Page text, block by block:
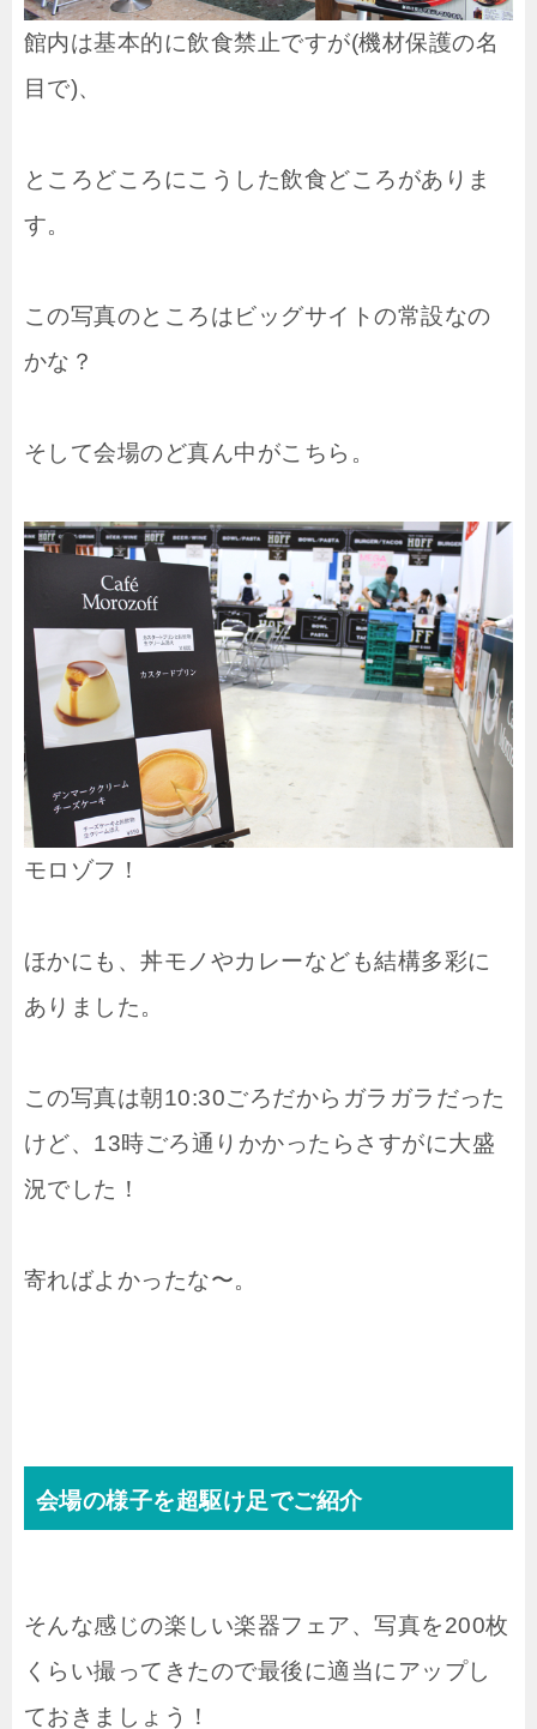
館内は基本的に飲食禁止ですが(機材保護の名
目で)、
ところどころにこうした飲食どころがありま
す。
この写真のところはビッグサイトの常設なの
かな？
そして会場のど真ん中がこちら。
モロゾフ！
ほかにも、丼モノやカレーなども結構多彩に
ありました。
この写真は朝10:30ごろだからガラガラだった
けど、13時ごろ通りかかったらさすがに大盛
況でした！
寄ればよかったな〜。
会場の様子を超駆け足でご紹介
そんな感じの楽しい楽器フェア、写真を200枚
くらい撮ってきたので最後に適当にアップし
ておきましょう！